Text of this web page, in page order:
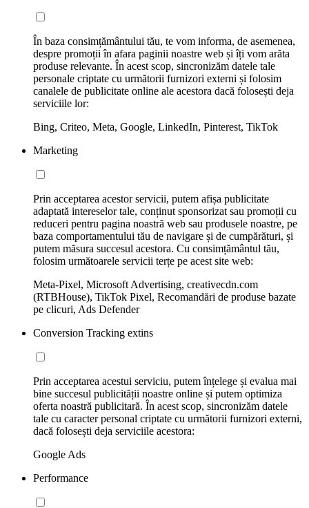
În baza consimțământului tău, te vom informa, de asemenea,
despre promoții în afara paginii noastre web și îți vom arăta
produse relevante. În acest scop, sincronizăm datele tale
personale criptate cu următorii furnizori externi și folosim
canalele de publicitate online ale acestora dacă folosești deja
serviciile lor:
Bing, Criteo, Meta, Google, LinkedIn, Pinterest, TikTok
Marketing
Prin acceptarea acestor servicii, putem afișa publicitate
adaptată intereselor tale, conținut sponsorizat sau promoții cu
reduceri pentru pagina noastră web sau produsele noastre, pe
baza comportamentului tău de navigare și de cumpărături, și
putem măsura succesul acestora. Cu consimțământul tău,
folosim următoarele servicii terțe pe acest site web:
Meta-Pixel, Microsoft Advertising, creativecdn.com
(RTBHouse), TikTok Pixel, Recomandări de produse bazate
pe clicuri, Ads Defender
Conversion Tracking extins
Prin acceptarea acestui serviciu, putem înțelege și evalua mai
bine succesul publicității noastre online și putem optimiza
oferta noastră publicitară. În acest scop, sincronizăm datele
tale cu caracter personal criptate cu următorii furnizori externi,
dacă folosești deja serviciile acestora:
Google Ads
Performance